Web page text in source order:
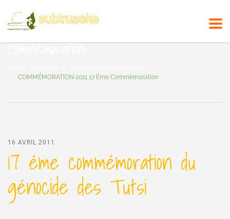
COMMÉMORATION 2011 17 éme
commémoration
COMMÉMORATION 2011 17 Éme Commémoration
16 AVRIL 2011
17 éme commémoration du
génocide des Tutsi